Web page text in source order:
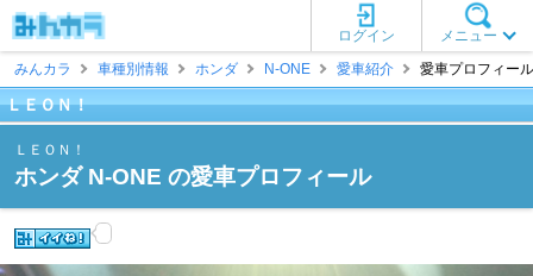
メニュー
ログイン
みんカラ
車種別情報 ホンダ N-ONE 愛車紹介 愛車プロフィー
ＬＥＯＮ！
ＬＥＯＮ！
ホンダ N-ONE の愛車プロフィール